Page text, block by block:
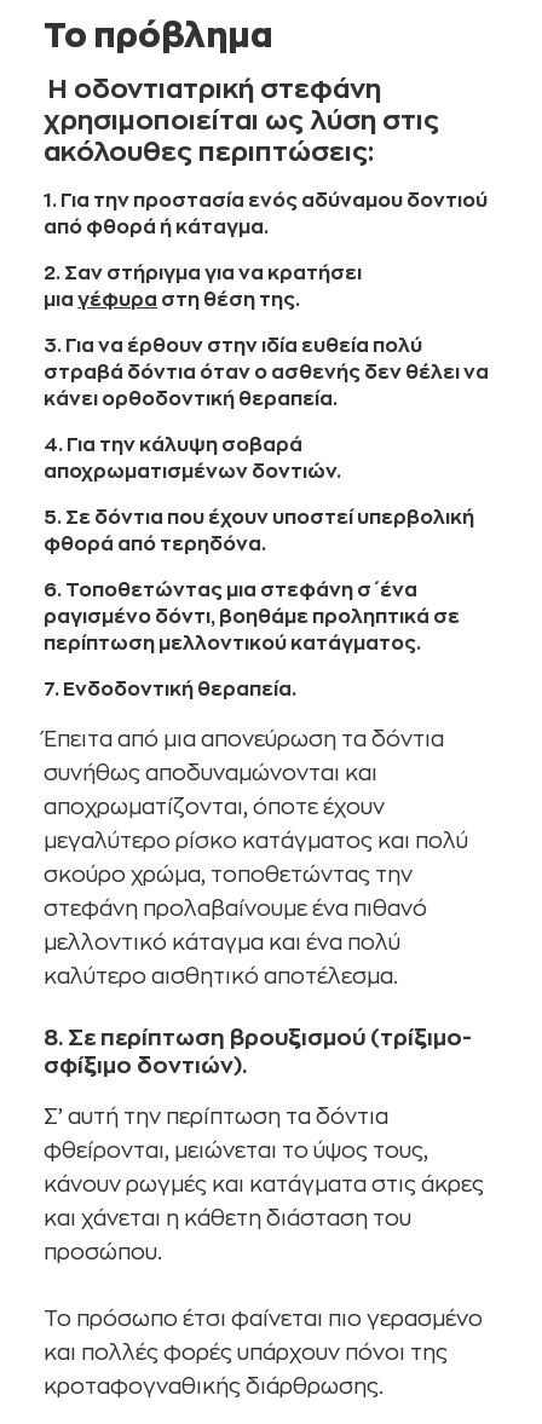
Το πρόβλημα
Η οδοντιατρική στεφάνη
χρησιμοποιείται ως λύση στις
ακόλουθες περιπτώσεις:
1. Για την προστασία ενός αδύναμου δοντιού
από φθορά ή κάταγμα.
2. Σαν στήριγμα για να κρατήσει
μιαγέφυρα στη θέση της.
3. Για να έρθουν στην ιδία ευθεία πολύ
στραβά δόντια όταν ο ασθενής δεν θέλει να
κάνει ορθοδοντική θεραπεία.
4. Για την κάλυψη σοβαρά
αποχρωματισμένων δοντιών.
5. Σε δόντια που έχουν υποστεί υπερβολική
φθορά από τερηδόνα.
6. Τοποθετώντας μια στεφάνη σ΄ένα
ραγισμένο δόντι, βοηθάμε προληπτικά σε
περίπτωση μελλοντικού κατάγματος.
7. Ενδοδοντική θεραπεία.
Έπειτα από μια απονεύρωση τα δόντια
συνήθως αποδυναμώνονται και
αποχρωματίζονται, όποτε έχουν
μεγαλύτερο ρίσκο κατάγματος και πολύ
σκούρο χρώμα, τοποθετώντας την
στεφάνη προλαβαίνουμε ένα πιθανό
μελλοντικό κάταγμα και ένα πολύ
καλύτερο αισθητικό αποτέλεσμα.
8. Σε περίπτωση βρουξισμού (τρίξιμο-
σφίξιμο δοντιών).
Σ’ αυτή την περίπτωση τα δόντια
φθείρονται, μειώνεται το ύψος τους,
κάνουν ρωγμές και κατάγματα στις άκρες
και χάνεται η κάθετη διάσταση του
προσώπου.
Το πρόσωπο έτσι φαίνεται πιο γερασμένο
και πολλές φορές υπάρχουν πόνοι της
κροταφογναθικής διάρθρωσης.